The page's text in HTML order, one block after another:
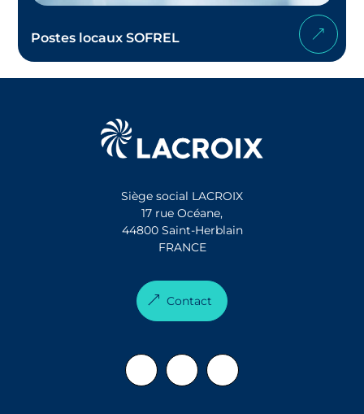
Postes locaux SOFREL
Siège social LACROIX
17 rue Océane,
44800 Saint-Herblain
FRANCE
Contact